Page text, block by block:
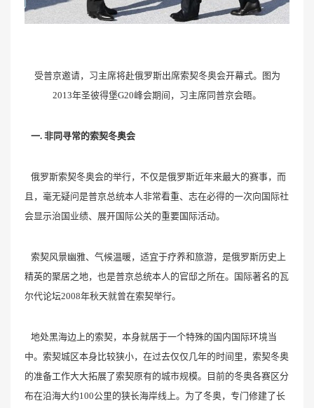
受普京邀请，习主席将赴俄罗斯出席索契冬奥会开幕式。图为
2013年圣彼得堡G20峰会期间，习主席同普京会晤。
一. 非同寻常的索契冬奥会
俄罗斯索契冬奥会的举行，不仅是俄罗斯近年来最大的赛事，而
且，毫无疑问是普京总统本人非常看重、志在必得的一次向国际社
会显示治国业绩、展开国际公关的重要国际活动。
索契风景幽雅、气候温暖，适宜于疗养和旅游，是俄罗斯历史上
精英的聚居之地，也是普京总统本人的官邸之所在。国际著名的瓦
尔代论坛2008年秋天就曾在索契举行。
地处黑海边上的索契，本身就居于一个特殊的国内国际环境当
中。索契城区本身比较狭小，在过去仅仅几年的时间里，索契冬奥
的准备工作大大拓展了索契原有的城市规模。目前的冬奥各赛区分
布在沿海大约100公里的狭长海岸线上。为了冬奥，专门修建了长